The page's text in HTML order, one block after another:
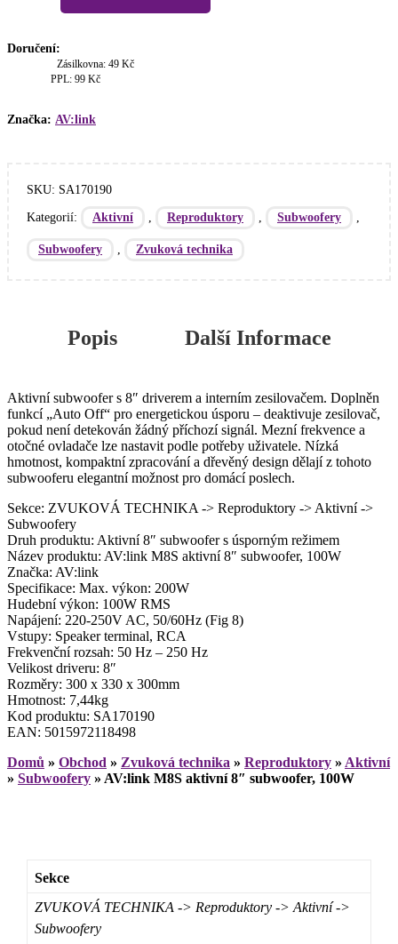
100W
množství
Doručení:
Zásilkovna: 49 Kč
PPL: 99 Kč
Značka: AV:link
SKU: SA170190
Kategorií:
Aktivní Reproduktory Subwoofery
Subwoofery Zvuková technika
Popis Další Informace
Aktivní subwoofer s 8″ driverem a interním zesilovačem. Doplněn
funkcí „Auto Off“ pro energetickou úsporu – deaktivuje zesilovač,
pokud není detekován žádný příchozí signál. Mezní frekvence a
otočné ovladače lze nastavit podle potřeby uživatele. Nízká
hmotnost, kompaktní zpracování a dřevěný design dělají z tohoto
subwooferu elegantní možnost pro domácí poslech.
Sekce: ZVUKOVÁ TECHNIKA -> Reproduktory -> Aktivní ->
Subwoofery
Druh produktu: Aktivní 8″ subwoofer s úsporným režimem
Název produktu: AV:link M8S aktivní 8″ subwoofer, 100W
Značka: AV:link
Specifikace: Max. výkon: 200W
Hudební výkon: 100W RMS
Napájení: 220-250V AC, 50/60Hz (Fig 8)
Vstupy: Speaker terminal, RCA
Frekvenční rozsah: 50 Hz – 250 Hz
Velikost driveru: 8″
Rozměry: 300 x 330 x 300mm
Hmotnost: 7,44kg
Kod produktu: SA170190
EAN: 5015972118498
Domů » Obchod » Zvuková technika » Reproduktory » Aktivní
» Subwoofery » AV:link M8S aktivní 8″ subwoofer, 100W
Sekce
ZVUKOVÁ TECHNIKA -> Reproduktory -> Aktivní ->
Subwoofery